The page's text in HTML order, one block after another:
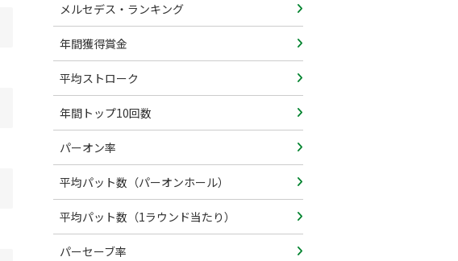
メルセデス・ランキング
年間獲得賞金
平均ストローク
年間トップ10回数
パーオン率
平均パット数（パーオンホール）
平均パット数（1ラウンド当たり）
パーセーブ率